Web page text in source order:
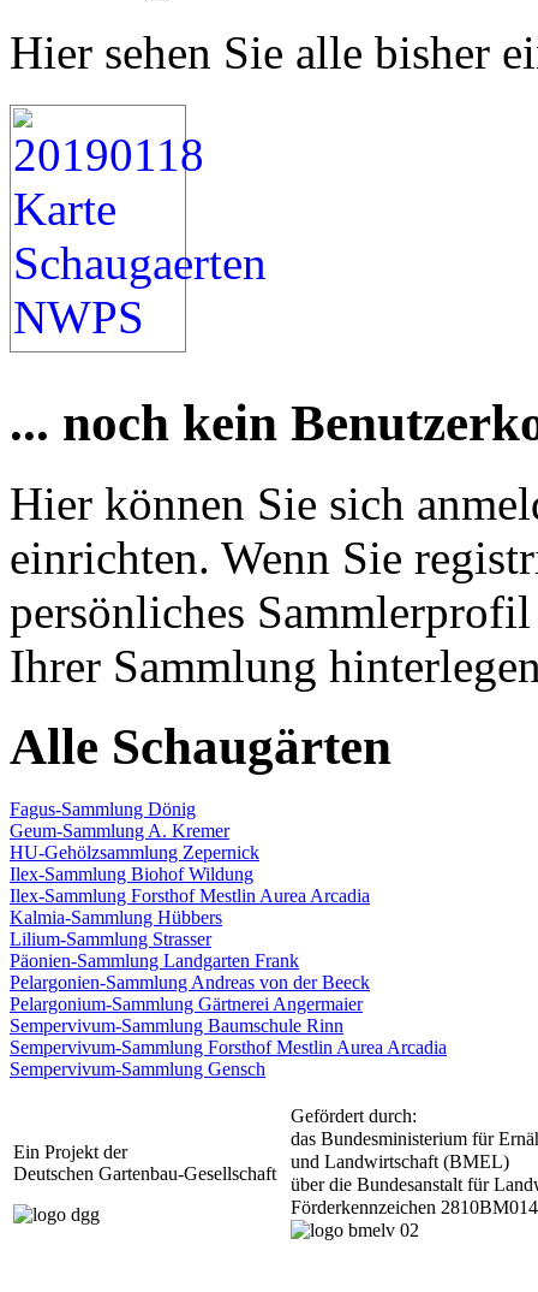
Hier sehen Sie alle bisher
... noch kein
Hier können Sie sich
einrichten. Wenn Sie
persönliches
Ihrer Sammlung
Alle Schaugärten
Fagus-Sammlung Dönig
Geum-Sammlung A. Kremer
HU-Gehölzsammlung Zepernick
Ilex-Sammlung Biohof Wildung
Ilex-Sammlung Forsthof Mestlin Aurea Arcadia
Kalmia-Sammlung Hübbers
Lilium-Sammlung Strasser
Päonien-Sammlung Landgarten Frank
Pelargonien-Sammlung Andreas von der Beeck
Pelargonium-Sammlung Gärtnerei Angermaier
Sempervivum-Sammlung Baumschule Rinn
Sempervivum-Sammlung Forsthof Mestlin Aurea Arcadia
Sempervivum-Sammlung Gensch
Ein Projekt der
Deutschen Gartenbau-Gesellschaft
Gefördert durch:
das Bundesministerium für
und Landwirtschaft (BMEL)
über die Bundesanstalt für
Förderkennzeichen 2810BM014